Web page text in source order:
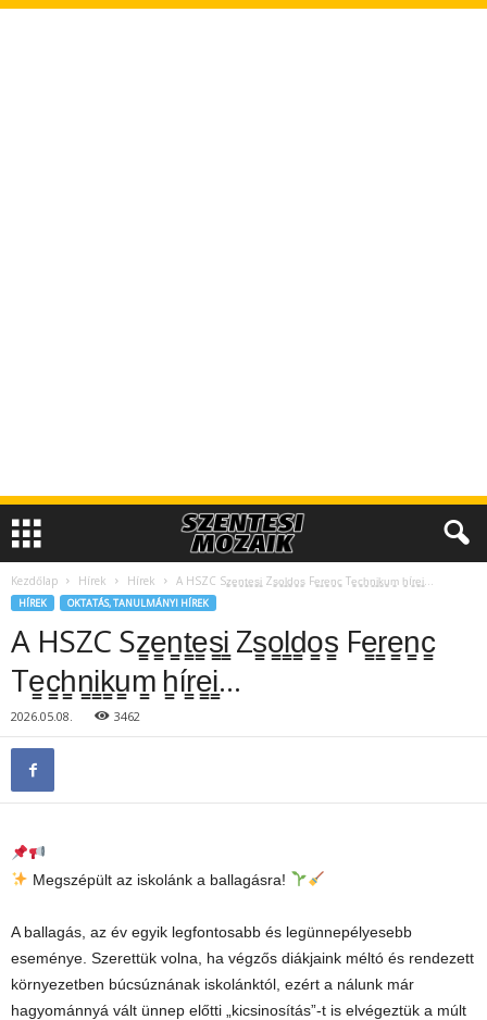
Kezdőlap Hírek Hírek A HSZC Sz̳e̳n̳t̳e̳s̳i̳ Zs̳o̳l̳d̳o̳s̳ Fe̳r̳e̳n̳c̳ Te̳c̳h̳n̳i̳k̳u̳m̳ h̳ír̳e̳i̳…
HÍREK OKTATÁS, TANULMÁNYI HÍREK
A HSZC Sz̳e̳n̳t̳e̳s̳i̳ Zs̳o̳l̳d̳o̳s̳ Fe̳r̳e̳n̳c̳
Te̳c̳h̳n̳i̳k̳u̳m̳ h̳ír̳e̳i̳…
2026.05.08. 3462
Megszépült az iskolánk a ballagásra!
A ballagás, az év egyik legfontosabb és legünnepélyesebb
eseménye. Szerettük volna, ha végzős diákjaink méltó és rendezett
környezetben búcsúznának iskolánktól, ezért a nálunk már
hagyománnyá vált ünnep előtti „kicsinosítás”-t is elvégeztük a múlt